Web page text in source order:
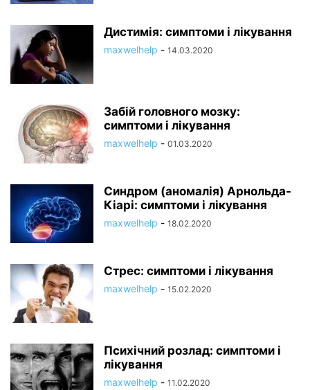
Дистимія: симптоми і лікування
maxwelhelp - 14.03.2020
Забій головного мозку:
симптоми і лікування
maxwelhelp - 01.03.2020
Синдром (аномалія) Арнольда-
Кіарі: симптоми і лікування
maxwelhelp - 18.02.2020
Стрес: симптоми і лікування
maxwelhelp - 15.02.2020
Психічний розлад: симптоми і
лікування
maxwelhelp - 11.02.2020